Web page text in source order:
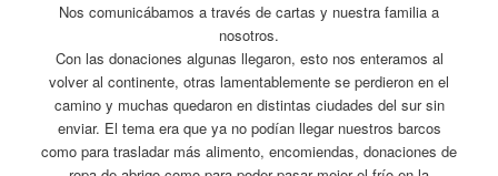
Nos comunicábamos a través de cartas y nuestra familia a
nosotros.
Con las donaciones algunas llegaron, esto nos enteramos al
volver al continente, otras lamentablemente se perdieron en el
camino y muchas quedaron en distintas ciudades del sur sin
enviar. El tema era que ya no podían llegar nuestros barcos
como para trasladar más alimento, encomiendas, donaciones de